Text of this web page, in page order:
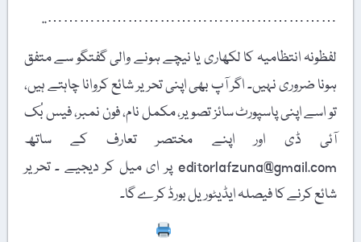
………………………………………………..
لفظونہ انتظامیہ کا لکھاری یا نیچے ہونے والی گفتگو سے متفق
ہونا ضروری نہیں۔ اگر آپ بھی اپنی تحریر شائع کروانا چاہتے ہیں،
تو اسے اپنی پاسپورٹ سائز تصویر، مکمل نام، فون نمبر، فیس بُک
آئی ڈی اور اپنے مختصر تعارف کے ساتھ
editorlafzuna@gmail.com پر ای میل کر دیجیے ۔ تحریر
شائع کرنے کا فیصلہ ایڈیٹوریل بورڈ کرے گا۔